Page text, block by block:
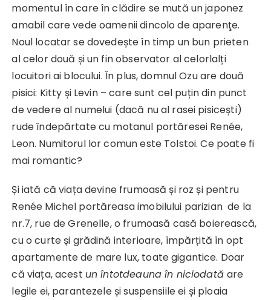
momentul în care în clădire se mută un japonez
amabil care vede oamenii dincolo de aparenţe.
Noul locatar se dovedește în timp un bun prieten
al celor două și un fin observator al celorlalți
locuitori ai blocului. În plus, domnul Ozu are două
pisici: Kitty și Levin – care sunt cel puțin din punct
de vedere al numelui (dacă nu al rasei pisicești)
rude îndepărtate cu motanul portăresei Renée,
Leon. Numitorul lor comun este Tolstoi. Ce poate fi
mai romantic?
Și iată că viața devine frumoasă și roz și pentru
Renée Michel portăreasa imobilului parizian de la
nr.7, rue de Grenelle, o frumoasă casă boierească,
cu o curte și grădină interioare, împărțită în opt
apartamente de mare lux, toate gigantice. Doar
că viața, acest un întotdeauna în niciodatăare
legile ei, parantezele și suspensiile ei și ploaia